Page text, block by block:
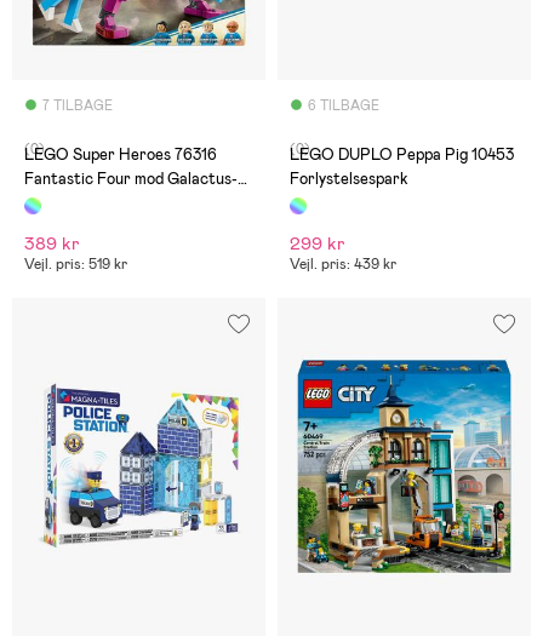
7 TILBAGE
(0)
LEGO Super Heroes 76316
Fantastic Four mod Galactus-
byggefigur
389 kr
Vejl. pris: 519 kr
6 TILBAGE
(0)
LEGO DUPLO Peppa Pig 10453
Forlystelsespark
299 kr
Vejl. pris: 439 kr